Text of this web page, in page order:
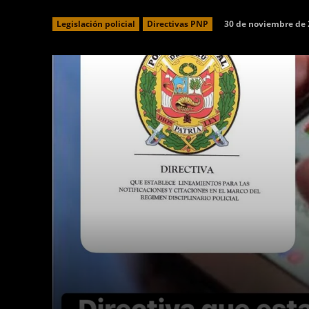
Legislación policial Directivas PNP 30 de noviembre de